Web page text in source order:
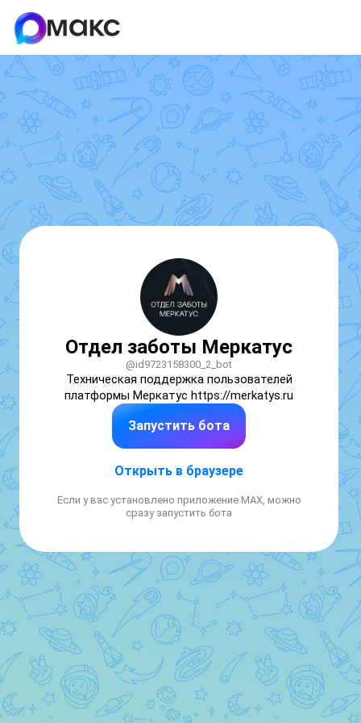
Отдел заботы Меркатус
@id9723158300_2_bot
Техническая поддержка пользователей
платформы Меркатус https://merkatys.ru
Запустить бота
Открыть в браузере
Если у вас установлено приложение MAX, можно
сразу запустить бота